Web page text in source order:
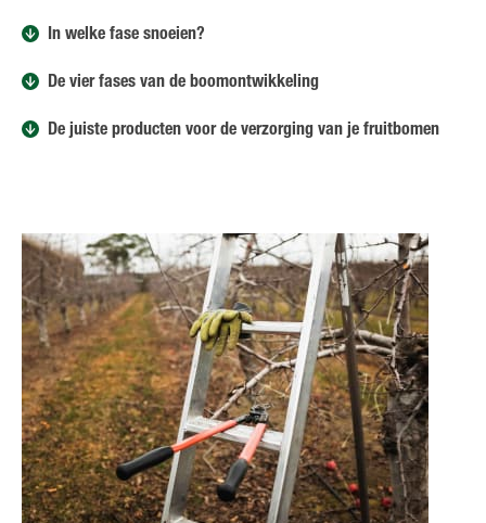
In welke fase snoeien?
De vier fases van de boomontwikkeling
De juiste producten voor de verzorging van je fruitbomen